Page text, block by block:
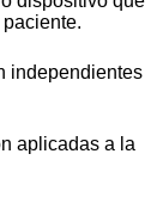
independientes
aplicadas a la